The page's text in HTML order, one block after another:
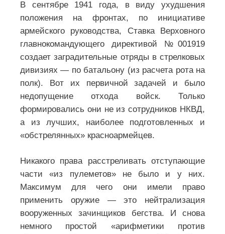
В сентябре 1941 года, в виду ухудшения
положения на фронтах, по инициативе
армейского руководства, Ставка Верховного
главнокомандующего директивой №001919
создает заградительные отряды в стрелковых
дивизиях — по батальону (из расчета рота на
полк). Вот их первичной задачей и было
недопущение отхода войск. Только
формировались они не из сотрудников НКВД,
а из лучших, наиболее подготовленных и
«обстрелянных» красноармейцев.
Никакого права расстреливать отступающие
части «из пулеметов» не было и у них.
Максимум для чего они имели право
применить оружие — это нейтрализация
вооруженных зачинщиков бегства. И снова
немного простой «арифметики против